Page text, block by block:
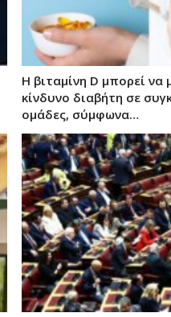
Η βιταμίνη D μπορεί να
κίνδυνο διαβήτη σε
ομάδες, σύμφωνα…